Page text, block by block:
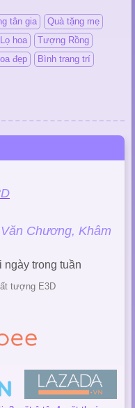
tân gia
Quà tặng mẹ
Lọ hoa
Tượng Rồng
đẹp
Bình trang trí
Chương, Khâm
trong tuần
tượng E3D